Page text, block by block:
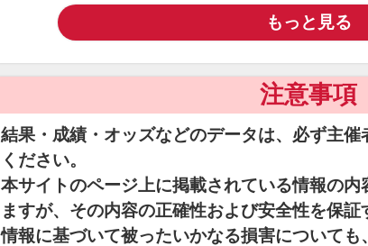
もっと見る
注意事項
結果・成績・オッズなどのデータは、必ず主
ください。
本サイトのページ上に掲載されている情報の内
ますが、その内容の正確性および安全性を保
情報に基づいて被ったいかなる損害について